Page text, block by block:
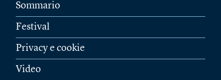
Sommario
Festival
Privacy e cookie
Video